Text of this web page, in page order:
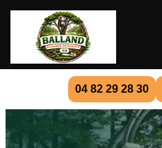
04 82 29 28 30